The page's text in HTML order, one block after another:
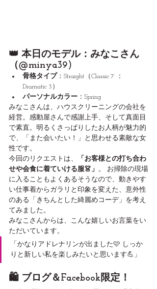
👑 本日のモデル：みなこさん
（@minya39)
骨格タイプ ：Straight（Classic 7 ：
Dramatic 3）
パーソナルカラー ：Spring
みなこさんは、ハウスクリーニングの会社を
経営。感動屋さんで感謝上手、そして真面目
で素直。明るくさっぱりしたお人柄が魅力的
で、「また会いたい！」と思わせる素敵な女
性です。
今回のリクエストは、
「お客様との打ち合わ
せや会食に着ていける服👗」 。 お掃除の現場
に入ることもよくあるそうなので、動きやす
い仕事着からガラリと印象を変えた、意外性
のある「きちんとした綺麗めコーデ」を考え
てみました。
みなこさんからは、こんな嬉しいお言葉をい
ただいています。
「かなりアドレナリンが出ました🩷 しっか
りと新しい私を楽しみたいと思います💪」
🛍️ ブログ＆Facebook限定！